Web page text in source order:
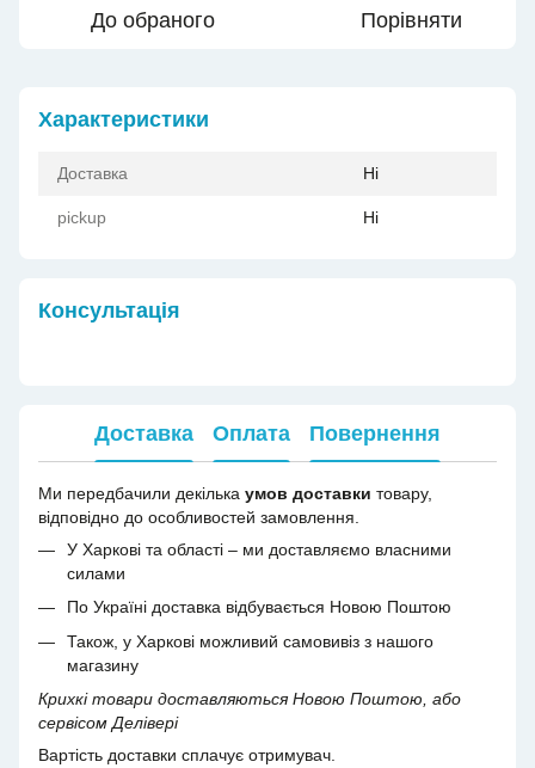
До обраного Порівняти
Характеристики
Доставка Ні
pickup Ні
Консультація
Доставка Оплата Повернення
Ми передбачили декілька умов доставки товару,
відповідно до особливостей замовлення.
У Харкові та області – ми доставляємо власними
силами
По Україні доставка відбувається Новою Поштою
Також, у Харкові можливий самовивіз з нашого
магазину
Крихкі товари доставляються Новою Поштою, або
сервісом Делівері
Вартість доставки сплачує отримувач.